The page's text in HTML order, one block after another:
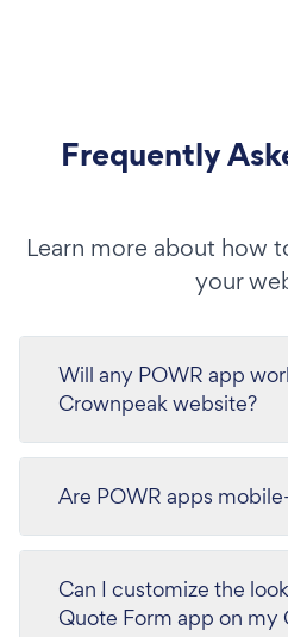
Frequently
Learn more about how
your
Will any POWR app
Crownpeak website?
Are POWR apps
Can I customize the
Quote Form app on my